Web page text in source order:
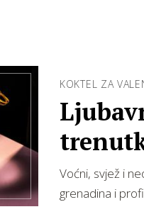
KOKTEL ZA
Voćni, svjež i
grenadina i